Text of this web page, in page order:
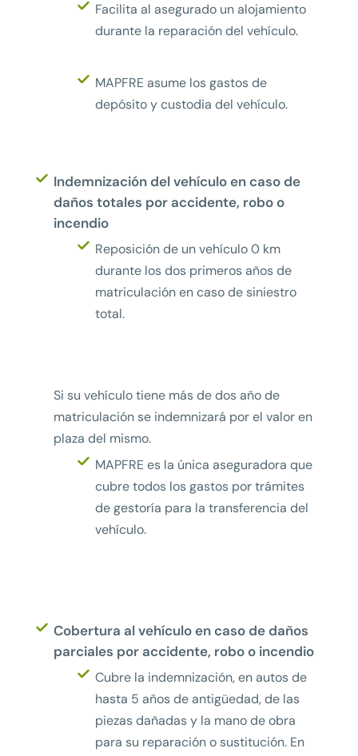
Facilita al asegurado un alojamiento
durante la reparación del vehículo.
MAPFRE asume los gastos de
depósito y custodia del vehículo.
Indemnización del vehículo en caso de
daños totales por accidente, robo o
incendio
Reposición de un vehículo 0 km
durante los dos primeros años de
matriculación en caso de siniestro
total.
Si su vehículo tiene más de dos año de
matriculación se indemnizará por el valor en
plaza del mismo.
MAPFRE es la única aseguradora que
cubre todos los gastos por trámites
de gestoría para la transferencia del
vehículo.
Cobertura al vehículo en caso de daños
parciales por accidente, robo o incendio
Cubre la indemnización, en autos de
hasta 5 años de antigüedad, de las
piezas dañadas y la mano de obra
para su reparación o sustitución. En